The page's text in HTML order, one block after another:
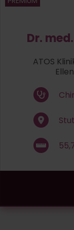
Dr.
ATOS